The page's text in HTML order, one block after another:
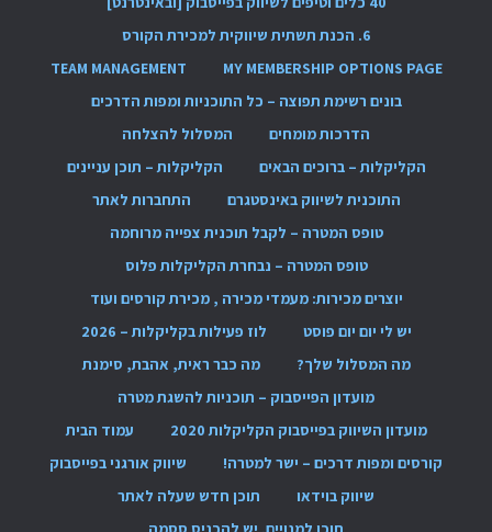
6. הכנת תשתית שיווקית למכירת הקורס
MY MEMBERSHIP OPTIONS PAGE
TEAM MANAGEMENT
בונים רשימת תפוצה – כל התוכניות ומפות הדרכים
הדרכות מומחים
המסלול להצלחה
הקליקלות – ברוכים הבאים
הקליקלות – תוכן עניינים
התוכנית לשיווק באינסטגרם
התחברות לאתר
טופס המטרה – לקבל תוכנית צפייה מרוחמה
טופס המטרה – נבחרת הקליקלות פלוס
יוצרים מכירות: מעמדי מכירה , מכירת קורסים ועוד
יש לי יום יום פוסט
לוז פעילות בקליקלות – 2026
מה המסלול שלך?
מה כבר ראית, אהבת, סימנת
מועדון הפייסבוק – תוכניות להשגת מטרה
מועדון השיווק בפייסבוק הקליקלות 2020
עמוד הבית
קורסים ומפות דרכים – ישר למטרה!
שיווק אורגני בפייסבוק
שיווק בוידאו
תוכן חדש שעלה לאתר